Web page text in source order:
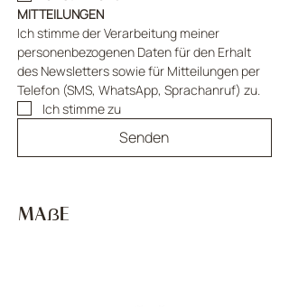
MITTEILUNGEN
Ich stimme der Verarbeitung meiner
personenbezogenen Daten für den Erhalt
des Newsletters sowie für Mitteilungen per
Telefon (SMS, WhatsApp, Sprachanruf) zu.
Ich stimme zu
Senden
MAẞE